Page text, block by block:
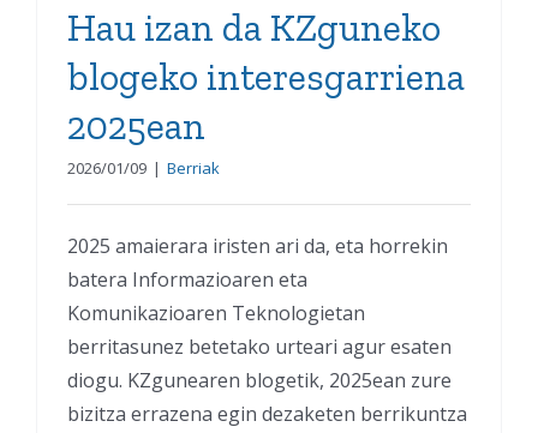
Hau izan da KZguneko
blogeko interesgarriena
2025ean
2026/01/09 | Berriak
2025 amaierara iristen ari da, eta horrekin
batera Informazioaren eta
Komunikazioaren Teknologietan
berritasunez betetako urteari agur esaten
diogu. KZgunearen blogetik, 2025ean zure
bizitza errazena egin dezaketen berrikuntza